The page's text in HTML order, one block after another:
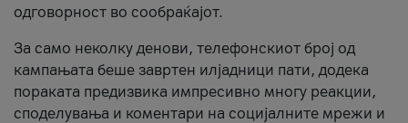
одговорност во сообраќајот.
За само неколку денови, телефонскиот број од
кампањата беше завртен илјадници пати, додека
пораката предизвика импресивно многу реакции,
споделувања и коментари на социјалните мрежи и